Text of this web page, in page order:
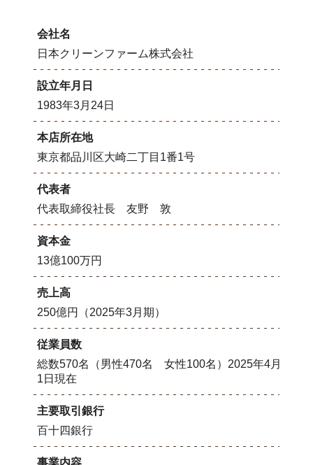
会社名
日本クリーンファーム株式会社
設立年月日
1983年3月24日
本店所在地
東京都品川区大崎二丁目1番1号
代表者
代表取締役社長 友野 敦
資本金
13億100万円
売上高
250億円（2025年3月期）
従業員数
総数570名（男性470名 女性100名）2025年4月
1日現在
主要取引銀行
百十四銀行
事業内容